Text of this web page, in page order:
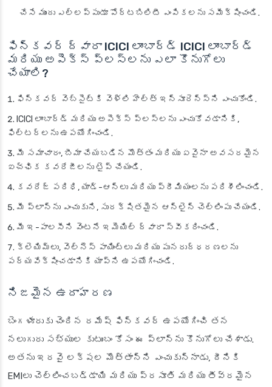
చేసే ముందు ఎల్లప్పుడూ పోర్టబిలిటీ ఎంపికలను సమీక్షించండి.
ఫిన్‌కవర్ ద్వారా ICICI లాంబార్డ్ ICICI లాంబార్డ్
మరియు అపెక్స్ ప్లస్‌లను ఎలా కొనుగోలు
చేయాలి?
ఫిన్‌కవర్ వెబ్‌సైట్‌కి వెళ్లి హెల్త్ ఇన్సూరెన్స్‌ని ఎంచుకోండి.
ICICI లాంబార్డ్ మరియు అపెక్స్ ప్లస్‌లను ఎంచుకోవడానికి,
ఫిల్టర్‌లను ఉపయోగించండి.
మీ సమాచారం, బీమా చేయబడిన మొత్తం మరియు ఏవైనా అవసరమైన
ఐచ్ఛిక కవరేజీలను టైప్ చేయండి.
కవరేజ్ పరిధి, యాడ్-ఆన్‌లు మరియు ప్రీమియంలను పరిశీలించండి.
మీ ప్లాన్‌ను ఎంచుకుని, సురక్షితమైన ఆన్‌లైన్ చెల్లింపు చేయండి.
మీ ఇ-పాలసీని వెంటనే ఇమెయిల్ ద్వారా స్వీకరించండి.
క్లెయిమ్‌లు, వెల్‌నెస్ పాయింట్‌లు మరియు పునరుద్ధరణలను
పర్యవేక్షించడానికి యాప్‌ని ఉపయోగించండి.
నిజమైన ఉదాహరణ
బెంగళూరుకు చెందిన రమేష్ ఫిన్‌కవర్ ఉపయోగించి తన
నలుగురు సభ్యుల కుటుంబం కోసం ఈ ప్లాన్‌ను కొనుగోలు చేశాడు.
అతను ఇరవై లక్షల మొత్తాన్ని ఎంచుకున్నాడు, దీనికి
EMIలు చెల్లించబడ్డాయి మరియు ప్రసూతి మరియు తీవ్రమైన